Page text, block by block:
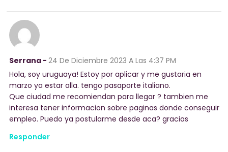
Serrana - 24 De Diciembre 2023 A Las 4:37 PM
Hola, soy uruguaya! Estoy por aplicar y me gustaria en
marzo ya estar alla. tengo pasaporte italiano.
Que ciudad me recomiendan para llegar ? tambien me
interesa tener informacion sobre paginas donde conseguir
empleo. Puedo ya postularme desde aca? gracias
Responder